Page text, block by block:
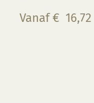
Vanaf € 16,72